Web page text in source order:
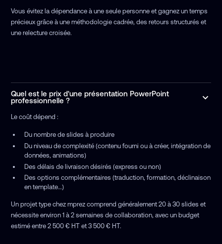
Vous évitez la dépendance à une seule personne et gagnez un temps
précieux grâce à une méthodologie cadrée, des retours structurés et
une relecture croisée.
Quel est le prix d'une présentation PowerPoint
professionnelle ?
Le coût dépend :
Du nombre de slides à produire
Du niveau de complexité (contenu fourni ou à créer, intégration de
données, animations)
Des délais de livraison désirés (express ou non)
Des options complémentaires (traduction, formation, déclinaison
en template…)
Un projet type chez mprez comprend généralement 20 à 30 slides et
nécessite environ 1 à 2 semaines de collaboration, avec un budget
estimé entre 2 500 € HT et 3 500 € HT.